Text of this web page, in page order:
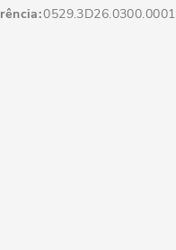
0529.3D26.0300.0001